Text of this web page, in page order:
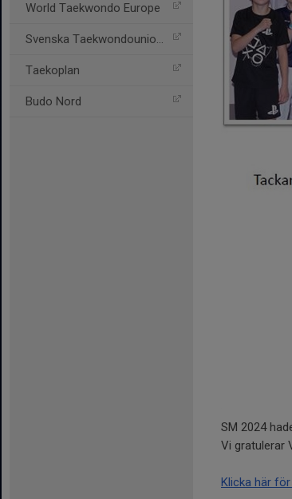
World Taekwondo Europe
Svenska Taekwondounionen
Taekoplan
Budo Nord
SM 2024
Vi gratulerar
Klicka här